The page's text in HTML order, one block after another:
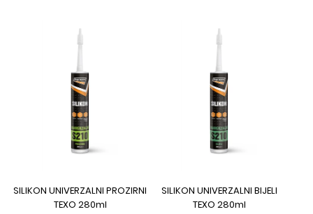
SILIKON UNIVERZALNI PROZIRNI
TEXO 280ml
SILIKON UNIVERZALNI BIJELI
TEXO 280ml